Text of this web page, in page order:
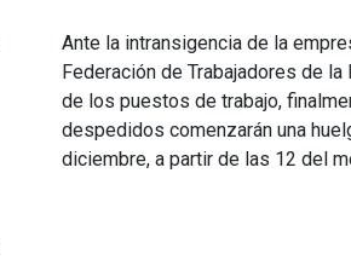
Ante la intransigencia de la
Federación de Trabajadores de
de los puestos de trabajo,
despedidos comenzarán una
diciembre, a partir de las 12 del